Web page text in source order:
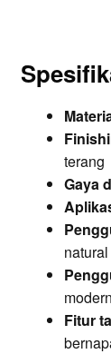
terang
Gaya
modern
Fitur